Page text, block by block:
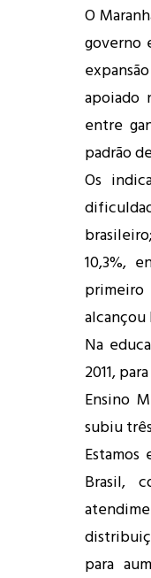
O
governo
apoiado
entre
padrão
Os
10,3%,
primeiro
alcançou
Na
2011,
Ensino
subiu
Brasil,
para